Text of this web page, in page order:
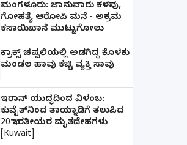
ಮಂಗಳೂರು: ಜಾನುವಾರು ಕಳವು,
ಗೋಹತ್ಯೆ ಆರೋಪಿ ಮನೆ - ಅಕ್ರಮ
ಕಸಾಯಿಖಾನೆ ಮುಟ್ಟುಗೋಲು
ಕ್ರಾಕ್ಸ್ ಚಪ್ಪಲಿಯಲ್ಲಿ ಅಡಗಿದ್ದ ಕೊಳಕು
ಮಂಡಲ ಹಾವು ಕಚ್ಚಿ ವ್ಯಕ್ತಿ ಸಾವು
ಇರಾನ್ ಯುದ್ಧದಿಂದ ವಿಳಂಬ:
ಕುವೈತ್‌ನಿಂದ ತಾಯ್ನಾಡಿಗೆ ತಲುಪಿದ
20 ಭಾರತೀಯರ ಮೃತದೇಹಗಳು
[Kuwait]